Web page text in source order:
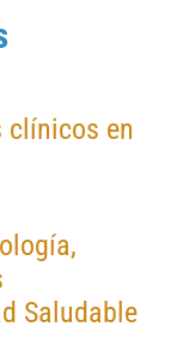
clínicos en
Saludable